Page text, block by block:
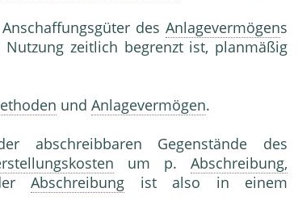
des Anlagevermögens
Nutzung zeitlich begrenzt ist, planmäßig
und Anlagevermögen.
abschreibbaren Gegenstände des
um p. Abschreibung,
Abschreibung ist also in einem